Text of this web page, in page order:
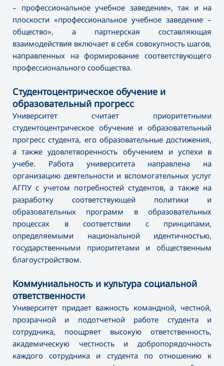
– профессиональное учебное заведение», так и на
плоскости «профессиональное учебное заведение –
общество», а партнерская составляющая
взаимодействия включает в себя совокупность шагов,
направленных на формирование соответствующего
профессионального сообщества.
Студентоцентрическое обучение и
образовательный прогресс
Университет считает приоритетными
студентоцентрическое обучение и образовательный
прогресс студента, его образовательные достижения,
а также удовлетворенность обучением и успехи в
учебе. Работа университета направлена на
организацию деятельности и вспомогательных услуг
АГПУ с учетом потребностей студентов, а также на
разработку соответствующей политики и
образовательных программ в образовательных
процессах в соответствии с принципами,
определяемыми национальной идентичностью,
государственными приоритетами и общественным
благоустройством.
Коммуниальность и культура социальной
ответственности
Университет придает важность командной, честной,
прозрачной и подотчетной работе студента и
сотрудника, поощряет высокую ответственность,
академическую честность и добропорядочность
каждого сотрудника и студента по отношению к